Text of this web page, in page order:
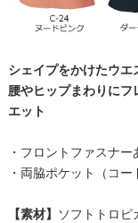
シェイプをかけたウ
腰やヒップまわりに
エット
・フロントファスナー
・両脇ポケット（コー
【素材】
ソフトトロピ